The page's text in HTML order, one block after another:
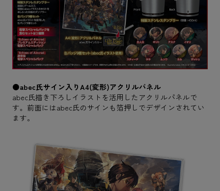
●abec氏サイン入りA4(変形)アクリルパネル
abec氏描き下ろしイラストを活用したアクリルパネルで
す。前面にはabec氏のサインも箔押しでデザインされてい
ます。